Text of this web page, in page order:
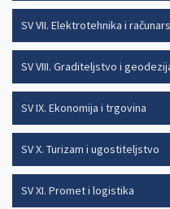
SV VII. Elektrotehnika i
SV VIII. Graditeljstvo i
SV IX. Ekonomija i trgovina
SV X. Turizam i ugostiteljstvo
SV XI. Promet i logistika